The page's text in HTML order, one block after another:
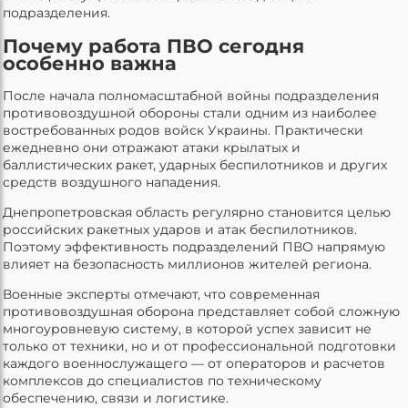
подразделения.
Почему работа ПВО сегодня
особенно важна
После начала полномасштабной войны подразделения
противовоздушной обороны стали одним из наиболее
востребованных родов войск Украины. Практически
ежедневно они отражают атаки крылатых и
баллистических ракет, ударных беспилотников и других
средств воздушного нападения.
Днепропетровская область регулярно становится целью
российских ракетных ударов и атак беспилотников.
Поэтому эффективность подразделений ПВО напрямую
влияет на безопасность миллионов жителей региона.
Военные эксперты отмечают, что современная
противовоздушная оборона представляет собой сложную
многоуровневую систему, в которой успех зависит не
только от техники, но и от профессиональной подготовки
каждого военнослужащего — от операторов и расчетов
комплексов до специалистов по техническому
обеспечению, связи и логистике.